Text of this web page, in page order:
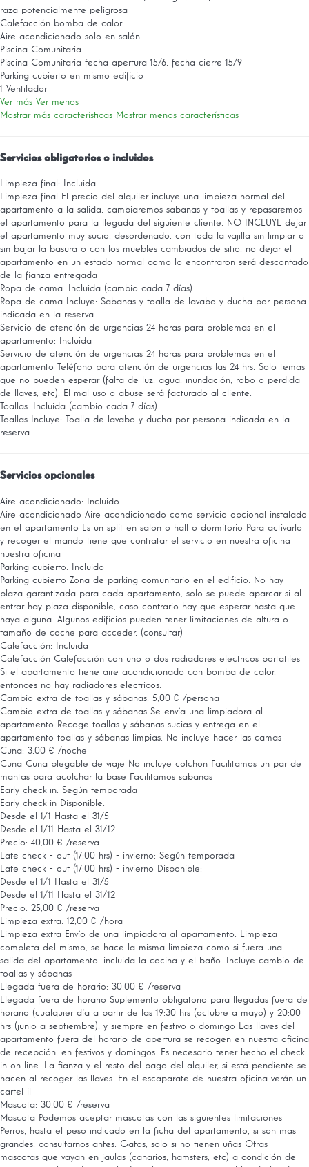
raza potencialmente peligrosa
Calefacción bomba de calor
Aire acondicionado solo en salón
Piscina Comunitaria
Piscina Comunitaria fecha apertura 15/6, fecha cierre 15/9
Parking cubierto en mismo edificio
1 Ventilador
Ver más Ver menos
Mostrar más características Mostrar menos características
Servicios obligatorios o incluidos
Limpieza final: Incluida
Limpieza final
El precio del alquiler incluye una limpieza normal del
apartamento a la salida, cambiaremos sabanas y toallas y repasaremos
el apartamento para la llegada del siguiente cliente. NO INCLUYE dejar
el apartamento muy sucio, desordenado, con toda la vajilla sin limpiar o
sin bajar la basura o con los muebles cambiados de sitio. no dejar el
apartamento en un estado normal como lo encontraron será descontado
de la fianza entregada
Ropa de cama: Incluida (cambio cada 7 días)
Ropa de cama
Incluye: Sabanas y toalla de lavabo y ducha por persona
indicada en la reserva
Servicio de atención de urgencias 24 horas para problemas en el
apartamento: Incluida
Servicio de atención de urgencias 24 horas para problemas en el
apartamento
Teléfono para atención de urgencias las 24 hrs. Solo temas
que no pueden esperar (falta de luz, agua, inundación, robo o perdida
de llaves, etc). El mal uso o abuse será facturado al cliente.
Toallas: Incluida (cambio cada 7 días)
Toallas
Incluye: Toalla de lavabo y ducha por persona indicada en la
reserva
Servicios opcionales
Aire acondicionado: Incluido
Aire acondicionado Aire acondicionado como servicio opcional instalado
en el apartamento Es un split en salon o hall o dormitorio Para activarlo
y recoger el mando tiene que contratar el servicio en nuestra oficina
nuestra oficina
Parking cubierto: Incluido
Parking cubierto Zona de parking comunitario en el edificio. No hay
plaza garantizada para cada apartamento, solo se puede aparcar si al
entrar hay plaza disponible, caso contrario hay que esperar hasta que
haya alguna. Algunos edificios pueden tener limitaciones de altura o
tamaño de coche para acceder, (consultar)
Calefacción: Incluida
Calefacción Calefacción con uno o dos radiadores electricos portatiles
Si el apartamento tiene aire acondicionado con bomba de calor,
entonces no hay radiadores electricos.
Cambio extra de toallas y sábanas: 5,00 € /persona
Cambio extra de toallas y sábanas Se envía una limpiadora al
apartamento Recoge toallas y sábanas sucias y entrega en el
apartamento toallas y sábanas limpias. No incluye hacer las camas
Cuna: 3,00 € /noche
Cuna Cuna plegable de viaje No incluye colchon Facilitamos un par de
mantas para acolchar la base Facilitamos sabanas
Early check-in: Según temporada
Early check-in Disponible:
Desde el 1/1 Hasta el 31/5
Desde el 1/11 Hasta el 31/12
Precio: 40,00 € /reserva
Late check - out (17:00 hrs) - invierno: Según temporada
Late check - out (17:00 hrs) - invierno Disponible:
Desde el 1/1 Hasta el 31/5
Desde el 1/11 Hasta el 31/12
Precio: 25,00 € /reserva
Limpieza extra: 12,00 € /hora
Limpieza extra Envío de una limpiadora al apartamento. Limpieza
completa del mismo, se hace la misma limpieza como si fuera una
salida del apartamento, incluida la cocina y el baño. Incluye cambio de
toallas y sábanas
Llegada fuera de horario: 30,00 € /reserva
Llegada fuera de horario Suplemento obligatorio para llegadas fuera de
horario (cualquier día a partir de las 19:30 hrs (octubre a mayo) y 20:00
hrs (junio a septiembre), y siempre en festivo o domingo Las llaves del
apartamento fuera del horario de apertura se recogen en nuestra oficina
de recepción, en festivos y domingos. Es necesario tener hecho el check-
in on line. La fianza y el resto del pago del alquiler, si está pendiente se
hacen al recoger las llaves. En el escaparate de nuestra oficina verán un
cartel il
Mascota: 30,00 € /reserva
Mascota Podemos aceptar mascotas con las siguientes limitaciones
Perros, hasta el peso indicado en la ficha del apartamento, si son mas
grandes, consultarnos antes. Gatos, solo si no tienen uñas Otras
mascotas que vayan en jaulas (canarios, hamsters, etc) a condición de